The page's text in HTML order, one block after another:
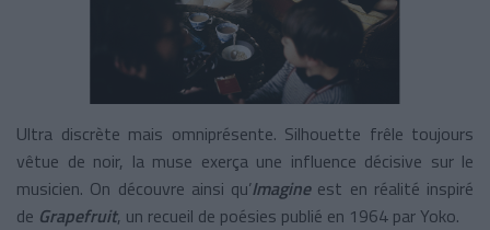
Ultra discrète mais omniprésente. Silhouette frêle toujours
vêtue de noir, la muse exerça une influence décisive sur le
musicien. On découvre ainsi qu’Imagineest en réalité inspiré
de Grapefruit, un recueil de poésies publié en 1964 par Yoko.